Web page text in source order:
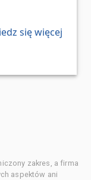
się więcej
zakres, a firma
aspektów ani